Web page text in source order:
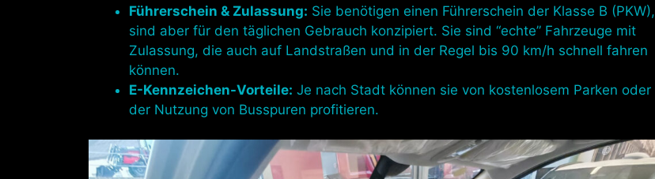
Führerschein & Zulassung: Sie benötigen einen Führerschein der Klasse B (PKW),
sind aber für den täglichen Gebrauch konzipiert. Sie sind “echte” Fahrzeuge mit
Zulassung, die auch auf Landstraßen und in der Regel bis 90 km/h schnell fahren
können.
E-Kennzeichen-Vorteile: Je nach Stadt können sie von kostenlosem Parken oder
der Nutzung von Busspuren profitieren.